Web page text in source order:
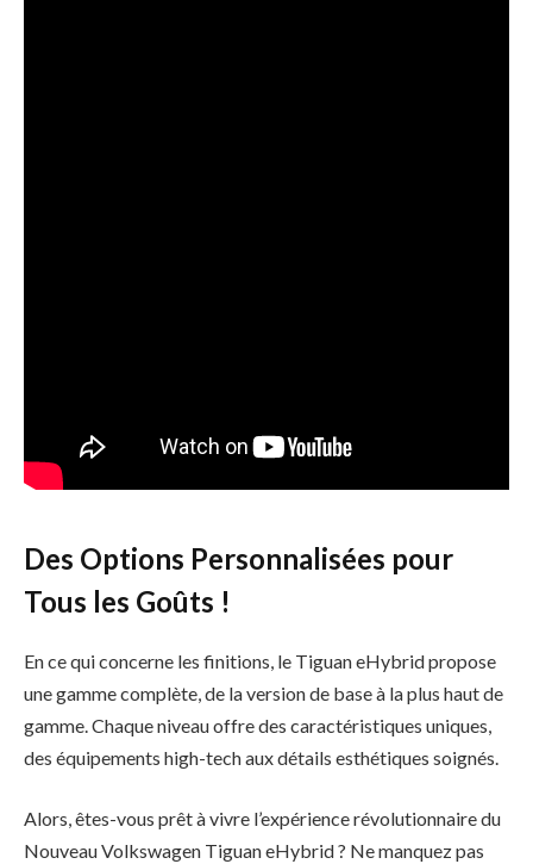
Des Options Personnalisées pour
Tous les Goûts !
En ce qui concerne les finitions, le Tiguan eHybrid propose
une gamme complète, de la version de base à la plus haut de
gamme. Chaque niveau offre des caractéristiques uniques,
des équipements high-tech aux détails esthétiques soignés.
Alors, êtes-vous prêt à vivre l’expérience révolutionnaire du
Nouveau Volkswagen Tiguan eHybrid ? Ne manquez pas